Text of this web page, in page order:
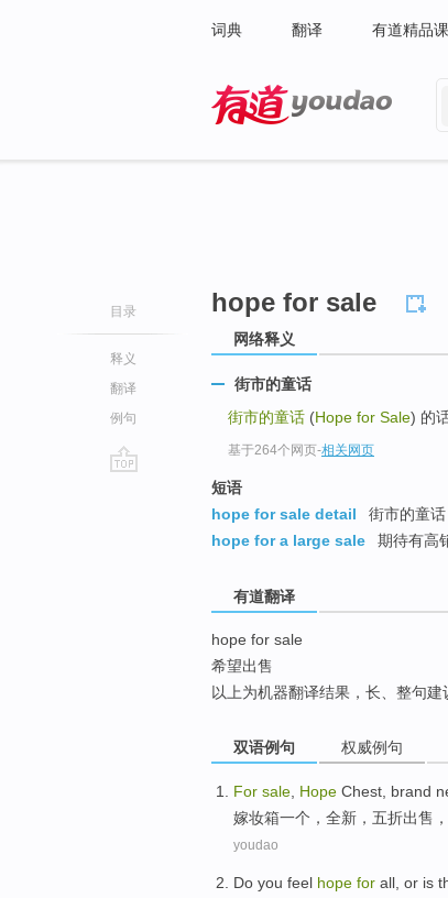
词典 翻译 有道精品课
目录
释义
翻译
例句
hope for sale
网络释义
街市的童话
街市的童话 (Hope for Sale) 的
基于264个网页-相关网页
短语
hope for sale detail
街市的童话
hope for a large sale
期待有高
有道翻译
hope for sale
希望出售
以上为机器翻译结果，长、整句建
双语例句 权威例句
For sale Hope Chest brand
嫁妆箱一个， 全新 ，五折出售
youdao
Do you feel hope for all, or is